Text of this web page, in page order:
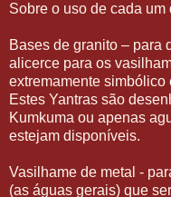
Sobre o uso de cada um
Bases de granito – para
alicerce para os
extremamente simbólico
Estes Yantras são
Kumkuma ou apenas
estejam disponíveis.
Vasilhame de metal -
(as águas gerais) que